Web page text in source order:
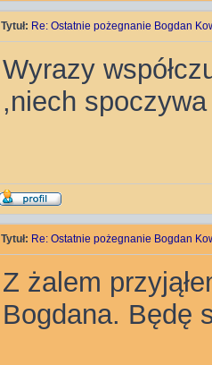
Tytuł: Re: Ostatnie pożegnanie Bogdan
Wyrazy
,niech
Tytuł: Re: Ostatnie pożegnanie Bogdan
Z żalem
Bogdana. Będę